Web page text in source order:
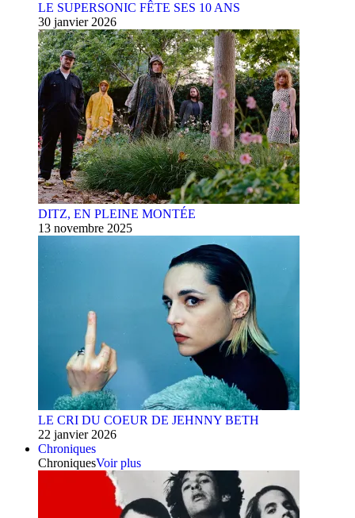
LE SUPERSONIC FÊTE SES 10 ANS
30 janvier 2026
DITZ, EN PLEINE MONTÉE
13 novembre 2025
LE CRI DU COEUR DE JEHNNY BETH
22 janvier 2026
Chroniques
ChroniquesVoir plus